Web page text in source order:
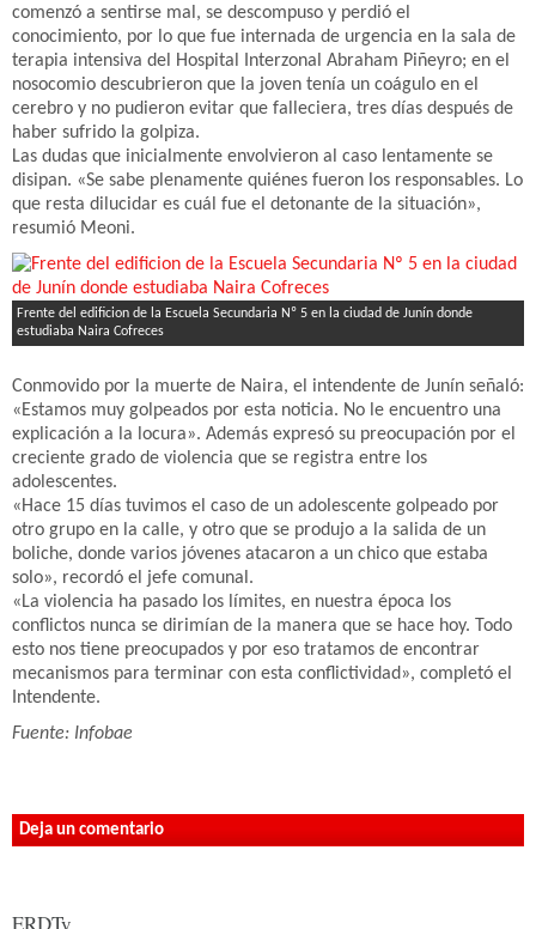
comenzó a sentirse mal, se descompuso y perdió el
conocimiento, por lo que fue internada de urgencia en la sala de
terapia intensiva del Hospital Interzonal Abraham Piñeyro; en el
nosocomio descubrieron que la joven tenía un coágulo en el
cerebro y no pudieron evitar que falleciera, tres días después de
haber sufrido la golpiza.
Las dudas que inicialmente envolvieron al caso lentamente se
disipan. «Se sabe plenamente quiénes fueron los responsables. Lo
que resta dilucidar es cuál fue el detonante de la situación»,
resumió Meoni.
Frente del edificion de la Escuela Secundaria Nº 5 en la ciudad de Junín donde
estudiaba Naira Cofreces
Conmovido por la muerte de Naira, el intendente de Junín señaló:
«Estamos muy golpeados por esta noticia. No le encuentro una
explicación a la locura». Además expresó su preocupación por el
creciente grado de violencia que se registra entre los
adolescentes.
«Hace 15 días tuvimos el caso de un adolescente golpeado por
otro grupo en la calle, y otro que se produjo a la salida de un
boliche, donde varios jóvenes atacaron a un chico que estaba
solo», recordó el jefe comunal.
«La violencia ha pasado los límites, en nuestra época los
conflictos nunca se dirimían de la manera que se hace hoy. Todo
esto nos tiene preocupados y por eso tratamos de encontrar
mecanismos para terminar con esta conflictividad», completó el
Intendente.
Fuente: Infobae
Deja un comentario